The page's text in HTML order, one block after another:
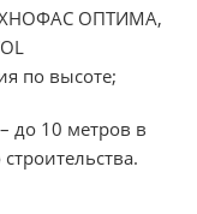
ОПТИМА,
по высоте;
до 10 метров в